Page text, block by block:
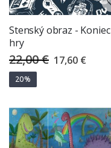
Stenský obraz - Koniec
hry
22,00 € Special
Price
17,60 €
20%